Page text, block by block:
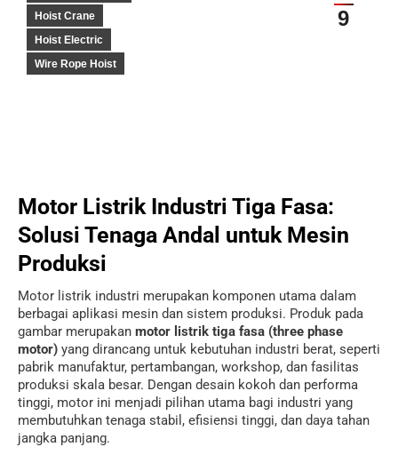
9
Hoist Crane
Hoist Electric
Wire Rope Hoist
Motor Listrik Industri Tiga Fasa:
Solusi Tenaga Andal untuk Mesin
Produksi
Motor listrik industri merupakan komponen utama dalam
berbagai aplikasi mesin dan sistem produksi. Produk pada
gambar merupakan motor listrik tiga fasa (three phase
motor) yang dirancang untuk kebutuhan industri berat, seperti
pabrik manufaktur, pertambangan, workshop, dan fasilitas
produksi skala besar. Dengan desain kokoh dan performa
tinggi, motor ini menjadi pilihan utama bagi industri yang
membutuhkan tenaga stabil, efisiensi tinggi, dan daya tahan
jangka panjang.